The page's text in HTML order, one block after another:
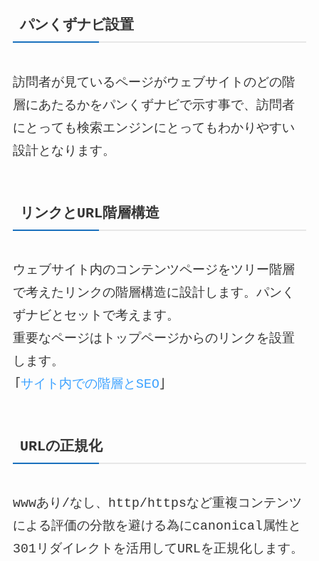
パンくずナビ設置
訪問者が見ているページがウェブサイトのどの階
層にあたるかをパンくずナビで示す事で、訪問者
にとっても検索エンジンにとってもわかりやすい
設計となります。
リンクとURL階層構造
ウェブサイト内のコンテンツページをツリー階層
で考えたリンクの階層構造に設計します。パンく
ずナビとセットで考えます。
重要なページはトップページからのリンクを設置
します。
「 サイト内での階層とSEO
URLの正規化
wwwあり/なし、http/httpsなど重複コンテンツ
による評価の分散を避ける為にcanonical属性と
301リダイレクトを活用してURLを正規化します。